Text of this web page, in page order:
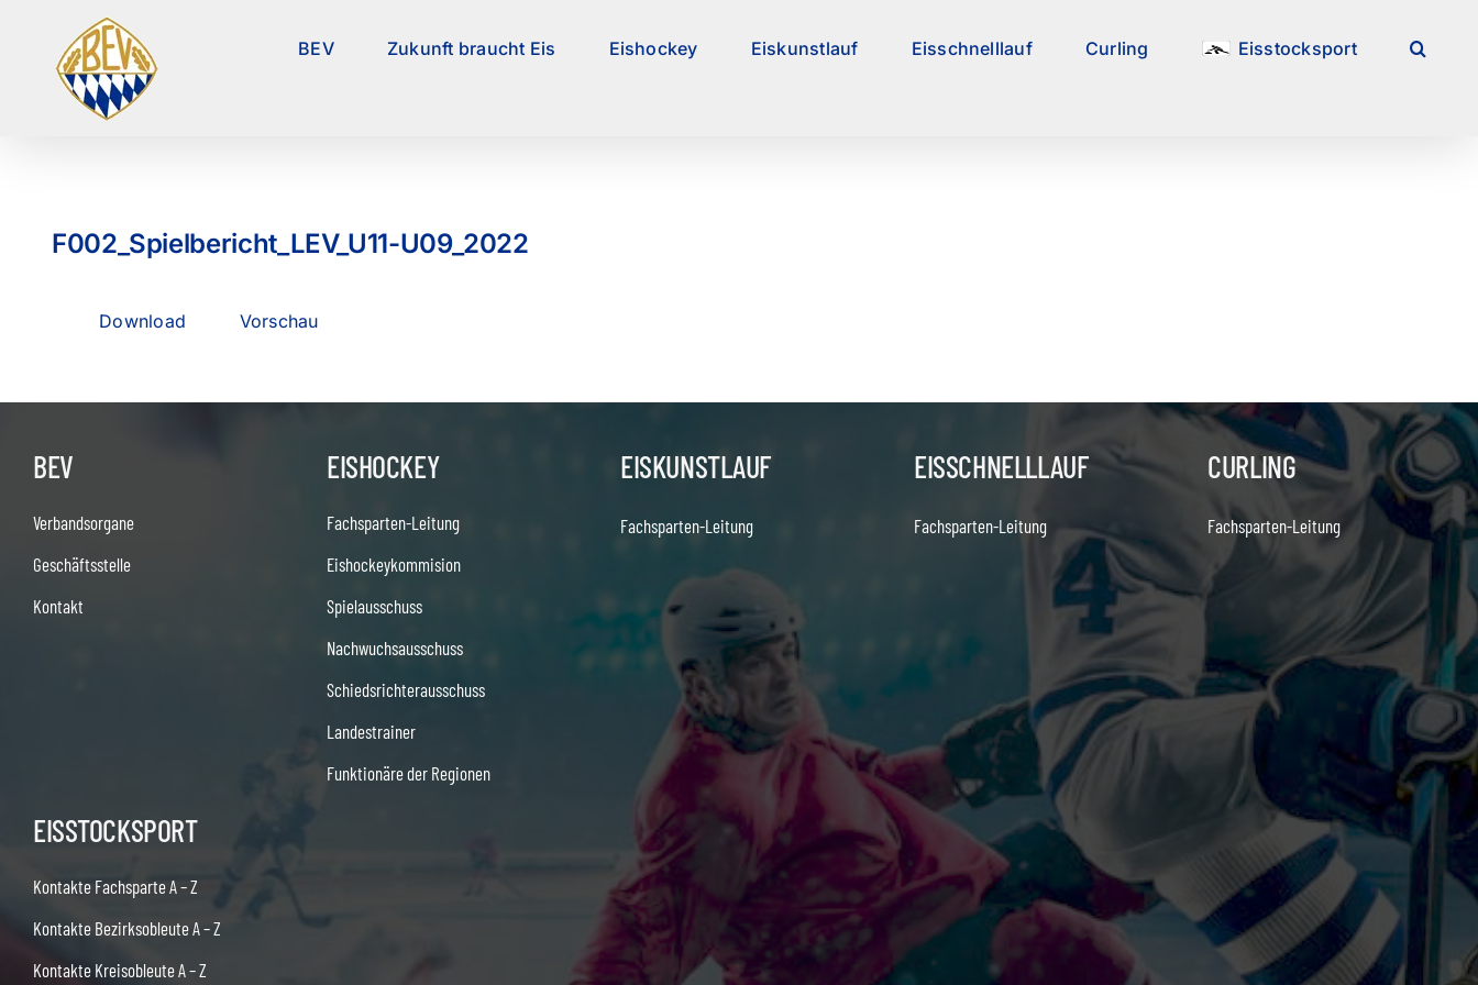
springen
BEV Zukunft braucht Eis Eishockey Eiskunstlauf Eisschnelllauf Curling Eisstocksport
F002_Spielbericht_LEV_U11-U09_2022
Download Vorschau
BEV
Verbandsorgane
Geschäftsstelle
Kontakt
EISHOCKEY
Fachsparten-Leitung
Eishockeykommision
Spielausschuss
Nachwuchsausschuss
Schiedsrichterausschuss
Landestrainer
Funktionäre der Regionen
EISKUNSTLAUF
Fachsparten-Leitung
EISSCHNELLLAUF
Fachsparten-Leitung
CURLING
Fachsparten-Leitung
EISSTOCKSPORT
Kontakte Fachsparte A – Z
Kontakte Bezirksobleute A – Z
Kontakte Kreisobleute A – Z